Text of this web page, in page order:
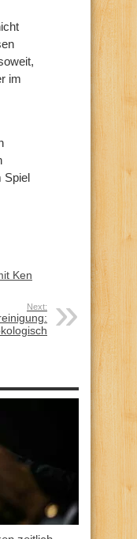
im
Spiel
Ken
Next: